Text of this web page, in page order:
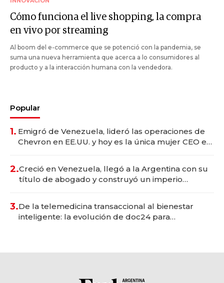
Cómo funciona el live shopping, la compra
en vivo por streaming
Al boom del e-commerce que se potenció con la pandemia, se
suma una nueva herramienta que acerca a lo consumidores al
producto y a la interacción humana con la vendedora.
Popular
1. Emigró de Venezuela, lideró las operaciones de
Chevron en EE.UU. y hoy es la única mujer CEO en
2.Creció en Venezuela, llegó a la Argentina con su
título de abogado y construyó un imperio
3.De la telemedicina transaccional al bienestar
inteligente: la evolución de doc24 para